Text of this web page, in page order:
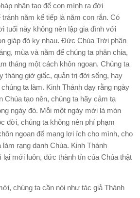
nhân tạo để con mình ra đời
năm kế tiếp là năm con rắn. Có
tuổi này không nên lập gia đình với
giáp đó kỵ nhau. Ðức Chúa Trời phân
mùa và năm để chúng ta phân chia,
tháng một cách khôn ngoan. Chúng ta
tháng giờ giấc, quản trị đời sống, hay
ta làm. Kinh Thánh dạy rằng ngày
Chúa tạo nên, chúng ta hãy cảm tạ
ngày đó. Mỗi một ngày mới là món
đời, chúng ta không nên phí phạm
ngoan để mang lợi ích cho mình, cho
rạng danh Chúa. Kinh Thánh
lại mới luôn, đức thành tín của Chúa thật
chúng ta cần nói như tác giả Thánh